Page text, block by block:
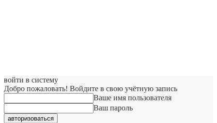
войти в систему
Добро пожаловать! Войдите в свою учётную запись
Ваше имя пользователя
Ваш пароль